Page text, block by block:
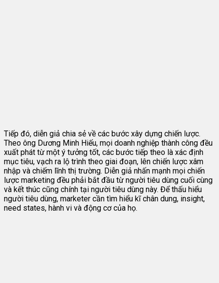
Tiếp đó, diễn giả chia sẻ về các bước xây dựng chiến lược.
Theo ông Dương Minh Hiếu, mọi doanh nghiệp thành công đều
xuất phát từ một ý tưởng tốt, các bước tiếp theo là xác định
mục tiêu, vạch ra lộ trình theo giai đoạn, lên chiến lược xâm
nhập và chiếm lĩnh thị trường. Diễn giả nhấn mạnh mọi chiến
lược marketing đều phải bắt đầu từ người tiêu dùng cuối cùng
và kết thúc cũng chính tại người tiêu dùng này. Để thấu hiểu
người tiêu dùng, marketer cần tìm hiểu kĩ chân dung, insight,
need states, hành vi và động cơ của họ.